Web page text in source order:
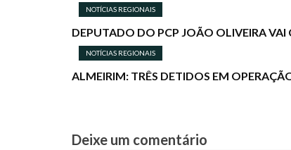
NOTÍCIAS REGIONAIS
DEPUTADO DO PCP JOÃO OLIVEIRA
NOTÍCIAS REGIONAIS
ALMEIRIM: TRÊS DETIDOS EM
Deixe um comentário